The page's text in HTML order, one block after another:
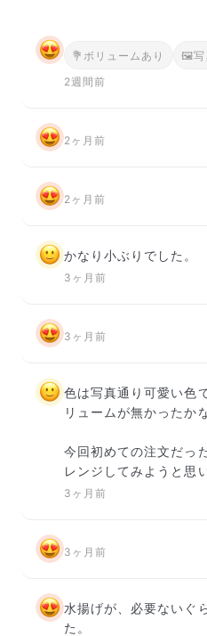
💐ボリュームあり 🖼写
2週間前
2ヶ月前
2ヶ月前
かなり小ぶりでした。
3ヶ月前
3ヶ月前
色は写真通り可愛い色
リュームが無かったか
今回初めての注文だっ
レンジしてみようと思
3ヶ月前
3ヶ月前
水揚げが、必要ないぐ
た。